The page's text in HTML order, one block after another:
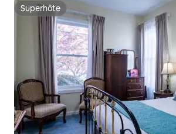
Superhôte
Superhôte